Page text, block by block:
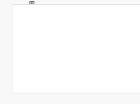
用。